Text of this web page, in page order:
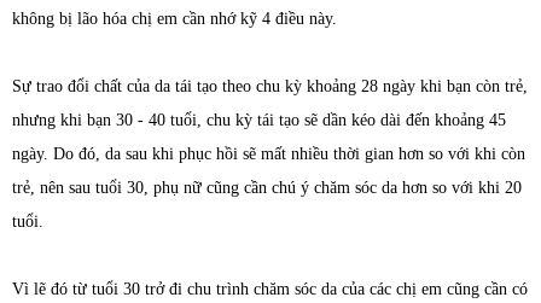
không bị lão hóa chị em cần nhớ kỹ 4 điều này.
Sự trao đổi chất của da tái tạo theo chu kỳ khoảng 28 ngày khi bạn còn trẻ,
nhưng khi bạn 30 - 40 tuổi, chu kỳ tái tạo sẽ dần kéo dài đến khoảng 45
ngày. Do đó, da sau khi phục hồi sẽ mất nhiều thời gian hơn so với khi còn
trẻ, nên sau tuổi 30, phụ nữ cũng cần chú ý chăm sóc da hơn so với khi 20
tuổi.
Vì lẽ đó từ tuổi 30 trở đi chu trình chăm sóc da của các chị em cũng cần có